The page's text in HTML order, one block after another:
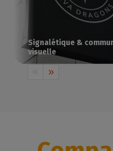
Signalétique &
visuelle
Imprimez votre
avec Caldera